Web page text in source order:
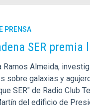
PRENSA
SER
Ramos Almeida,
sobre galaxias y
SER" de Radio Club
del edificio de